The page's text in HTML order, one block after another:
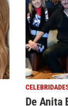
De Anita